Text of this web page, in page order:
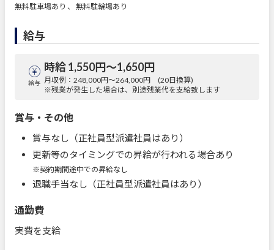
無料駐車場あり 、 無料駐輪場あり
給与
給与
時給 1,550円〜1,650円
月収例：248,000円～264,000円 (20日換算)
※残業が発生した場合は、別途残業代を支給致します
賞与・その他
賞与なし（正社員型派遣社員はあり）
更新等のタイミングでの昇給が行われる場合あり
※契約期間途中での昇給なし
退職手当なし（正社員型派遣社員はあり）
通勤費
実費を支給